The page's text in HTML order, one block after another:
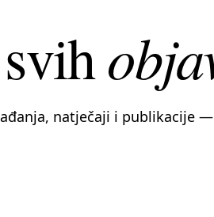
natječaji i publikacije